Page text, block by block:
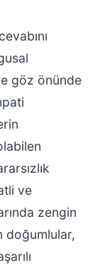
göz önünde
ve
zengin
doğumlular,